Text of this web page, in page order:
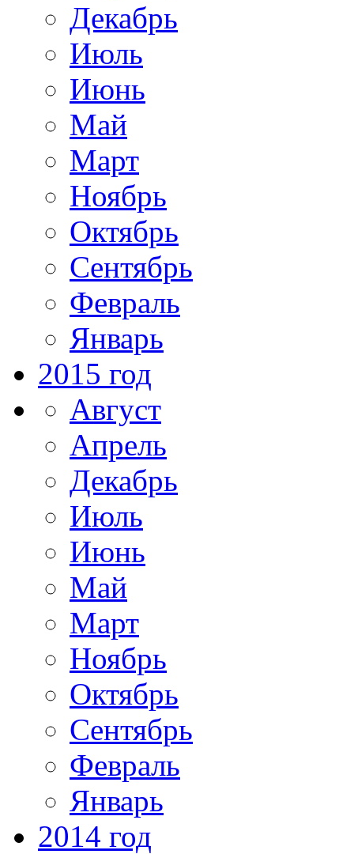
Декабрь
Июль
Июнь
Май
Март
Ноябрь
Октябрь
Сентябрь
Февраль
Январь
2015 год
Август
Апрель
Декабрь
Июль
Июнь
Май
Март
Ноябрь
Октябрь
Сентябрь
Февраль
Январь
2014 год